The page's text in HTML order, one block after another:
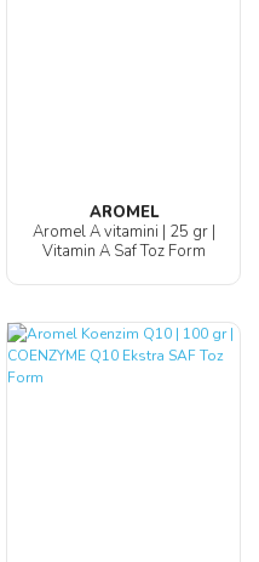
AROMEL
Aromel A vitamini | 25 gr |
Vitamin A Saf Toz Form